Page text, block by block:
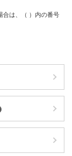
合は、（ ）内の番号